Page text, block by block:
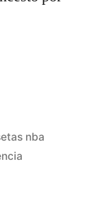
nba